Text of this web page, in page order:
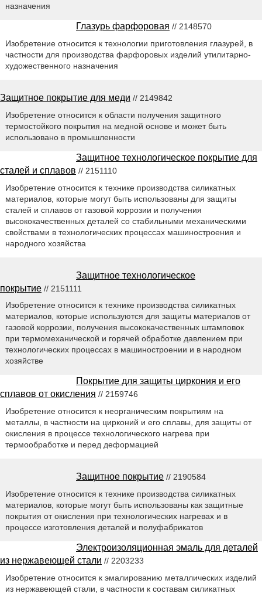
назначения
Глазурь фарфоровая // 2148570
Изобретение относится к технологии приготовления глазурей, в
частности для производства фарфоровых изделий утилитарно-
художественного назначения
Защитное покрытие для меди // 2149842
Изобретение относится к области получения защитного
термостойкого покрытия на медной основе и может быть
использовано в промышленности
Защитное технологическое покрытие для
сталей и сплавов // 2151110
Изобретение относится к технике производства силикатных
материалов, которые могут быть использованы для защиты
сталей и сплавов от газовой коррозии и получения
высококачественных деталей со стабильными механическими
свойствами в технологических процессах машиностроения и
народного хозяйства
Защитное технологическое
покрытие // 2151111
Изобретение относится к технике производства силикатных
материалов, которые используются для защиты материалов от
газовой коррозии, получения высококачественных штамповок
при термомеханической и горячей обработке давлением при
технологических процессах в машиностроении и в народном
хозяйстве
Покрытие для защиты циркония и его
сплавов от окисления // 2159746
Изобретение относится к неорганическим покрытиям на
металлы, в частности на цирконий и его сплавы, для защиты от
окисления в процессе технологического нагрева при
термообработке и перед деформацией
Защитное покрытие // 2190584
Изобретение относится к технике производства силикатных
материалов, которые могут быть использованы как защитные
покрытия от окисления при технологических нагревах и в
процессе изготовления деталей и полуфабрикатов
Электроизоляционная эмаль для деталей
из нержавеющей стали // 2203233
Изобретение относится к эмалированию металлических изделий
из нержавеющей стали, в частности к составам силикатных